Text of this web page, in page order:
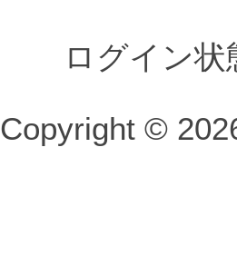
ログイン
Copyright ©